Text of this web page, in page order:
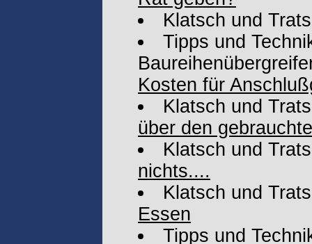
Klatsch und
Tipps und
Kosten für
Klatsch und
über den
Klatsch und
nichts....
Klatsch und
Essen
Tipps und